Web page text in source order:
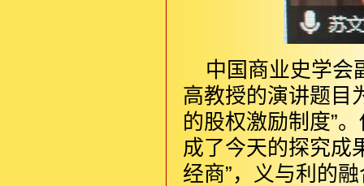
中国商业史学会
高教授的演讲题
的股权激励制度”
成了今天的探究成
经商”，义与利的